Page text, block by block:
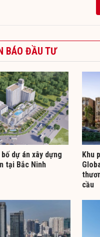
BÁO ĐẦU TƯ
dự án xây dựng
tại Bắc Ninh
Khu
cầu